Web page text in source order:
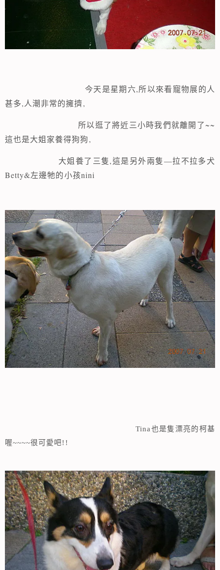
今天是星期六,所以來看寵物展的人
甚多, 人潮非常的擁擠,
所以逛了將近三小時我們就離開了 ~~
這也是大姐家養得狗狗 ,
大姐養了三隻,這是另外兩隻—拉不拉多犬
Betty&左邊牠的小孩nini
Tina也是隻漂亮的柯基
喔~~~~很可愛吧!!